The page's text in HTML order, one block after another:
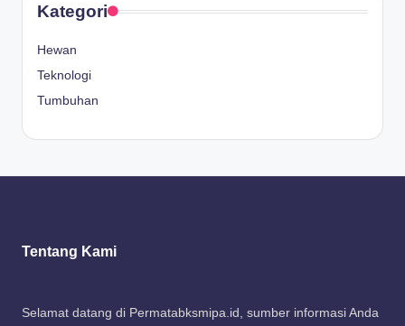
Kategori
Hewan
Teknologi
Tumbuhan
Tentang Kami
Selamat datang di Permatabksmipa.id, sumber informasi Anda